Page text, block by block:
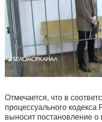
Отмечается, что в
процессуального кодекса
выносит постановление о